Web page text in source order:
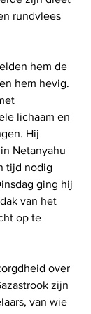
rundvlees
hem de
hem hevig.
lichaam en
Hij
Netanyahu
tijd nodig
ging hij
van het
op te
over
zijn
van wie